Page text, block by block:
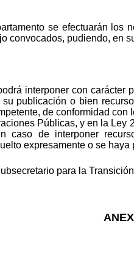
se efectuarán los
convocados, pudiendo, en
interponer con
publicación o bien
de conformidad
Públicas, y en la
caso de interponer
expresamente o se
para la